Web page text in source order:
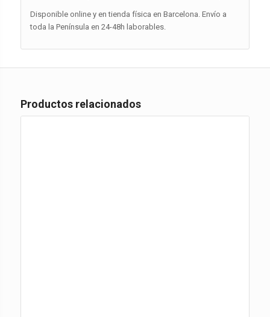
Disponible online y en tienda física en Barcelona. Envío a
toda la Península en 24-48h laborables.
Productos relacionados